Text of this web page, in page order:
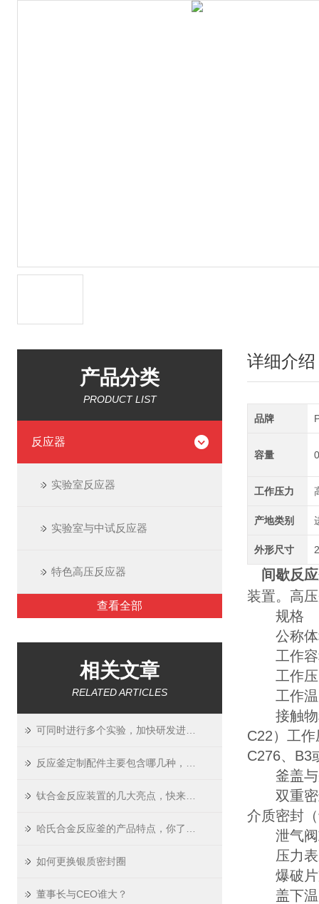
产品分类
PRODUCT LIST
反应器
实验室反应器
实验室与中试反应器
特色高压反应器
查看全部
相关文章
RELATED ARTICLES
如何更换银质密封圈
董事长与CEO谁大？
详细介绍
品牌
容量
工作压力
产地类别
外形尺寸
间歇反
装置。高
规格
公称体
工作容
工作压
工作温
接触物料
C22）工
C276、B3
釜盖与釜
双重密封
介质密封
泄气阀
压力表
爆破片
盖下温度